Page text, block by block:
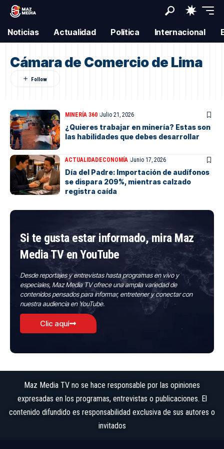
Noticias Actualidad Política Internacional
Cámara de Comercio de Lima
MINERÍA 360 Julio 21, 2026
¿Quieres trabajar en minería? Estas son
las habilidades que debes desarrollar
ACTUALIDADECONOMÍA Junio 17, 2026
Día del Padre: Importación de audífonos
se dispara 209%, mientras calzado
registra caída
Si te gusta estar informado, mira Maz
Media TV en YouTube
Desde reportajes y entrevistas hasta programas en vivo y
especiales, Maz Media TV ofrece una amplia variedad de
contenidos pensados para informar, entretener y conectar con
nuestra audiencia en YouTube.
Clic aquí
Maz Media TV no se hace responsable por las opiniones
expresadas en los programas, entrevistas o publicaciones. El
contenido difundido es responsabilidad exclusiva de sus autores o
invitados